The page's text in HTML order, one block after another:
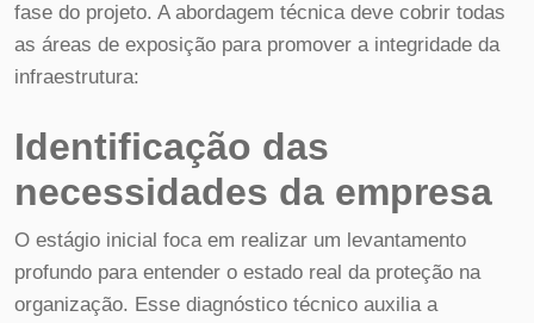
fase do projeto. A abordagem técnica deve cobrir todas
as áreas de exposição para promover a integridade da
infraestrutura:
Identificação das
necessidades da empresa
O estágio inicial foca em realizar um levantamento
profundo para entender o estado real da proteção na
organização. Esse diagnóstico técnico auxilia a